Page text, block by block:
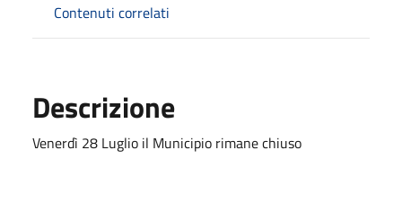
Contenuti correlati
Descrizione
Venerdì 28 Luglio il Municipio rimane chiuso